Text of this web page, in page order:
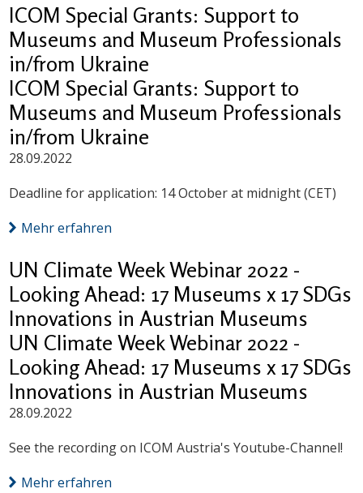
ICOM Special Grants: Support to
Museums and Museum Professionals
in/from Ukraine
ICOM Special Grants: Support to
Museums and Museum Professionals
in/from Ukraine
28.09.2022
Deadline for application: 14 October at midnight (CET)
Mehr erfahren
UN Climate Week Webinar 2022 -
Looking Ahead: 17 Museums x 17 SDGs
Innovations in Austrian Museums
UN Climate Week Webinar 2022 -
Looking Ahead: 17 Museums x 17 SDGs
Innovations in Austrian Museums
28.09.2022
See the recording on ICOM Austria's Youtube-Channel!
Mehr erfahren